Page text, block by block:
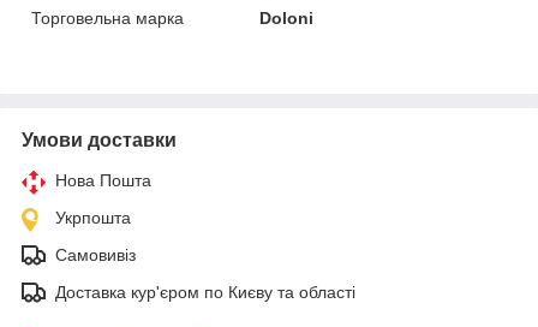
Торговельна марка
Doloni
Умови доставки
Нова Пошта
Укрпошта
Самовивіз
Доставка кур'єром по Києву та області